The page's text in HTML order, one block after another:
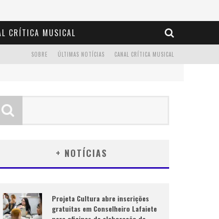
CRÍTICA MUSICAL
CANAL CRÍTICA MUSICAL
ÚLTIMAS NOTÍCIAS
SOBRE
+ NOTÍCIAS
Projeta Cultura abre inscrições
gratuitas em Conselheiro Lafaiete